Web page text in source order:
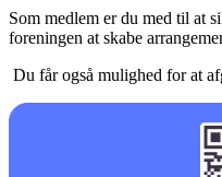
Som medlem er du med til at
foreningen at skabe
Du får også mulighed for at